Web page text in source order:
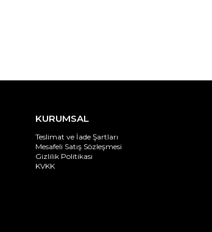
KURUMSAL
Teslimat ve İade Şartları
Mesafeli Satış Sözleşmesi
Gizlilik Politikası
KVKK